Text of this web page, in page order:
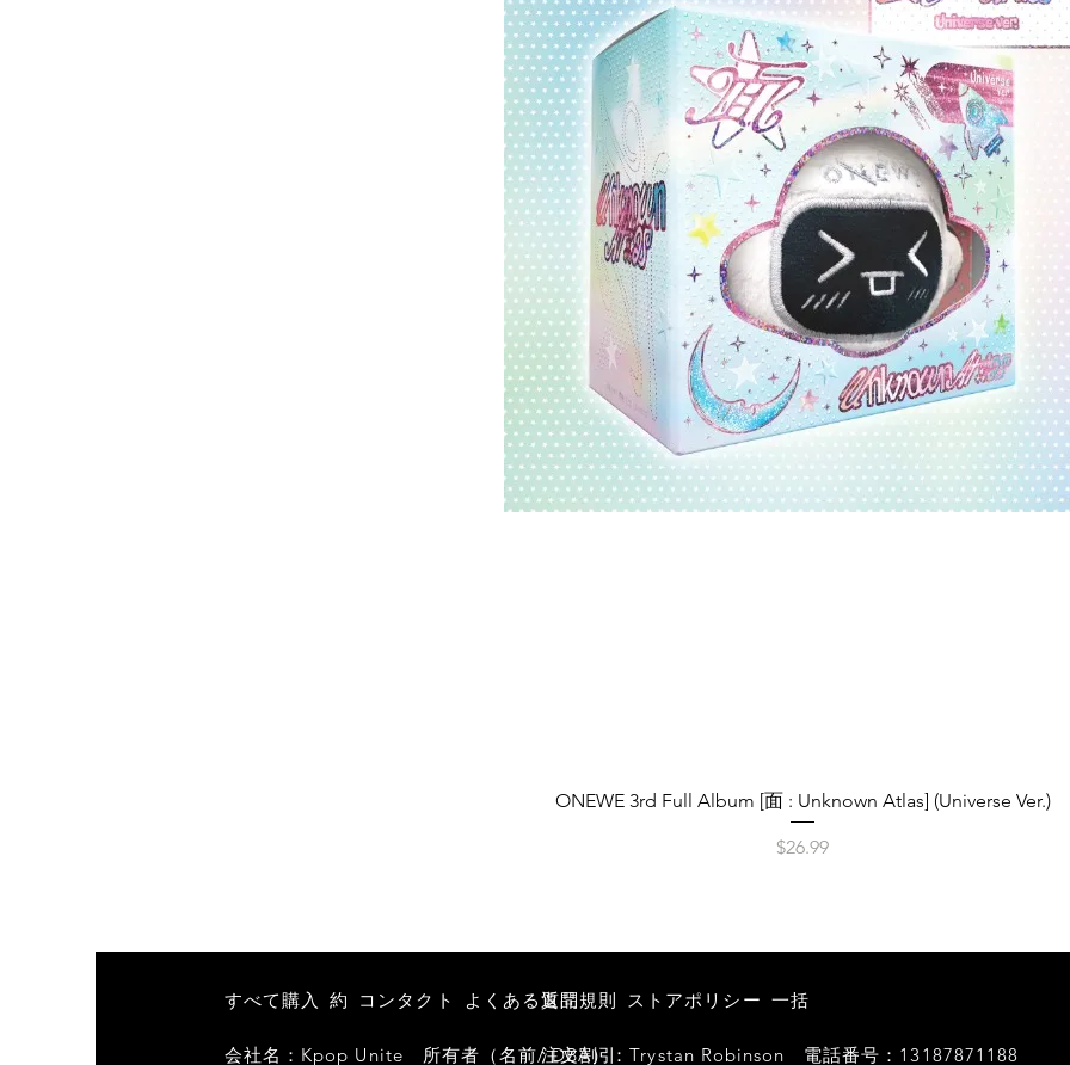
クイックビュー
ONEWE 3rd Full Album [面 : Unknown Atlas] (Universe Ver.)
価格
$26.99
すべて購入 約 コンタクト よくある質問
会社名：Kpop Unite 所有者（名前/ DBA）：Trystan Robinson 電話番号：13187871188
返品規則 ストアポリシー 一括
注文割引